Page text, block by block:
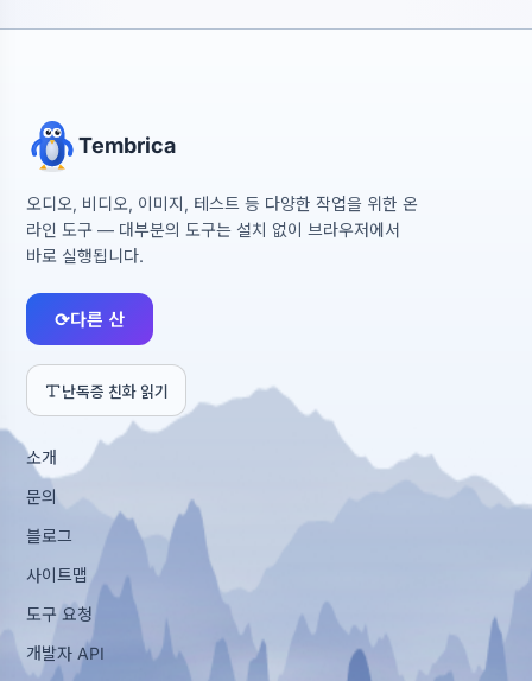
Tembrica
오디오, 비디오, 이미지, 테스트 등 다양한 작업을 위한 온
라인 도구 — 대부분의 도구는 설치 없이 브라우저에서
바로 실행됩니다.
⟳다른 산
난독증 친화 읽기
소개
문의
블로그
사이트맵
도구 요청
개발자 API